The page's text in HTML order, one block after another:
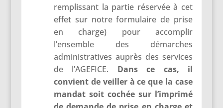
remplissant la partie réservée à cet
effet sur notre formulaire de prise
en charge) pour accomplir
l’ensemble des démarches
administratives auprès des services
de l’AGEFICE. Dans ce cas, il
convient de veiller à ce que la case
mandat soit cochée sur l’imprimé